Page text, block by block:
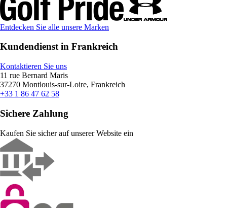
Entdecken Sie alle unsere Marken
Kundendienst in Frankreich
Kontaktieren Sie uns
11 rue Bernard Maris
37270 Montlouis-sur-Loire, Frankreich
+33 1 86 47 62 58
Sichere Zahlung
Kaufen Sie sicher auf unserer Website ein